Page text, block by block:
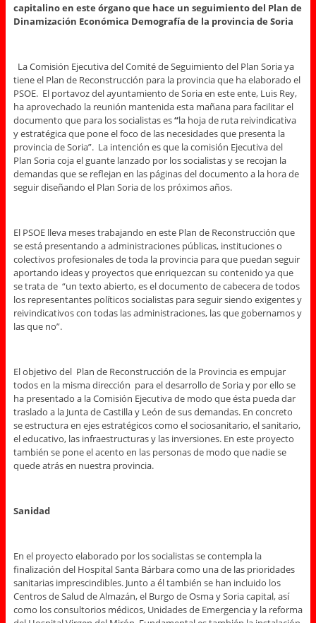
capitalino en este órgano que hace un seguimiento del Plan de
Dinamización Económica Demografía de la provincia de Soria
La Comisión Ejecutiva del Comité de Seguimiento del Plan Soria ya
tiene el Plan de Reconstrucción para la provincia que ha elaborado el
PSOE. El portavoz del ayuntamiento de Soria en este ente, Luis Rey,
ha aprovechado la reunión mantenida esta mañana para facilitar el
documento que para los socialistas es“la hoja de ruta reivindicativa
y estratégica que pone el foco de las necesidades que presenta la
provincia de Soria”. La intención es que la comisión Ejecutiva del
Plan Soria coja el guante lanzado por los socialistas y se recojan la
demandas que se reflejan en las páginas del documento a la hora de
seguir diseñando el Plan Soria de los próximos años.
El PSOE lleva meses trabajando en este Plan de Reconstrucción que
se está presentando a administraciones públicas, instituciones o
colectivos profesionales de toda la provincia para que puedan seguir
aportando ideas y proyectos que enriquezcan su contenido ya que
se trata de “un texto abierto, es el documento de cabecera de todos
los representantes políticos socialistas para seguir siendo exigentes y
reivindicativos con todas las administraciones, las que gobernamos y
las que no”.
El objetivo del Plan de Reconstrucción de la Provincia es empujar
todos en la misma dirección para el desarrollo de Soria y por ello se
ha presentado a la Comisión Ejecutiva de modo que ésta pueda dar
traslado a la Junta de Castilla y León de sus demandas. En concreto
se estructura en ejes estratégicos como el sociosanitario, el sanitario,
el educativo, las infraestructuras y las inversiones. En este proyecto
también se pone el acento en las personas de modo que nadie se
quede atrás en nuestra provincia.
Sanidad
En el proyecto elaborado por los socialistas se contempla la
finalización del Hospital Santa Bárbara como una de las prioridades
sanitarias imprescindibles. Junto a él también se han incluido los
Centros de Salud de Almazán, el Burgo de Osma y Soria capital, así
como los consultorios médicos, Unidades de Emergencia y la reforma